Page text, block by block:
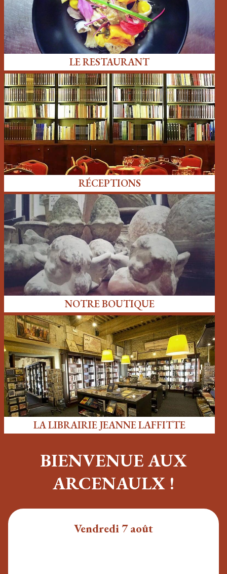
LE RESTAURANT
RÉCEPTIONS
NOTRE BOUTIQUE
LA LIBRAIRIE JEANNE LAFFITTE
BIENVENUE AUX
ARCENAULX !
Vendredi 7 août